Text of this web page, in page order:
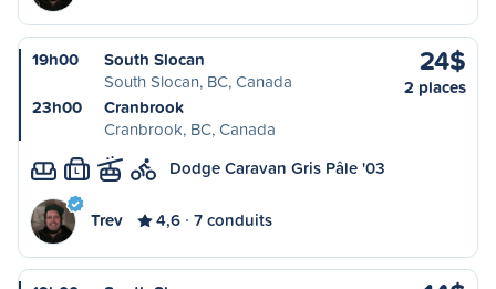
19h00
South Slocan
South Slocan, BC, Canada
23h00
Cranbrook
Cranbrook, BC, Canada
24$
2 places
L Dodge Caravan Gris Pâle '03
Trev 4,6 7 conduits